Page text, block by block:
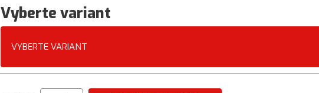
Vyberte variant
VYBERTE VARIANT